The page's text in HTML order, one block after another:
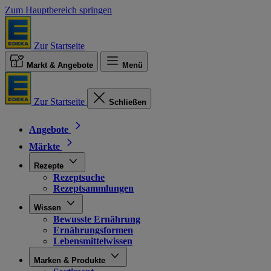
Zum Hauptbereich springen
Zur Startseite
Markt & Angebote Menü
Zur Startseite Schließen
Angebote
Märkte
Rezepte
Rezeptsuche
Rezeptsammlungen
Wissen
Bewusste Ernährung
Ernährungsformen
Lebensmittelwissen
Marken & Produkte